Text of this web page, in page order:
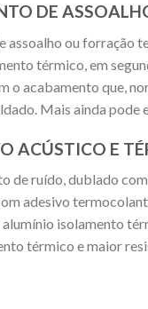
DE
assoalho ou forração
térmico, em
o acabamento que,
Mais ainda pode
ACÚSTICO E
de ruído, dublado
adesivo
isolamento
térmico e maior